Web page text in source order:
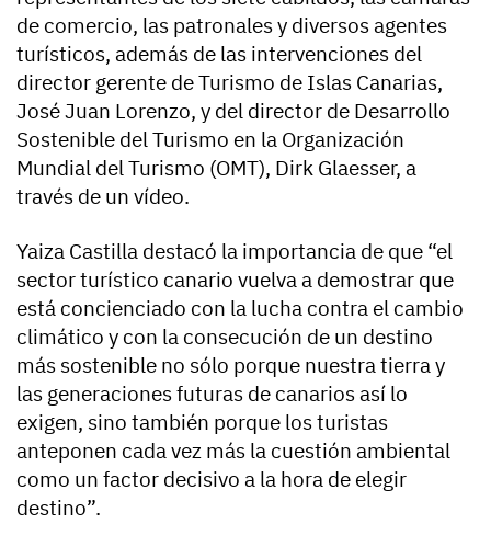
de comercio, las patronales y diversos agentes
turísticos, además de las intervenciones del
director gerente de Turismo de Islas Canarias,
José Juan Lorenzo, y del director de Desarrollo
Sostenible del Turismo en la Organización
Mundial del Turismo (OMT), Dirk Glaesser, a
través de un vídeo.
Yaiza Castilla destacó la importancia de que “el
sector turístico canario vuelva a demostrar que
está concienciado con la lucha contra el cambio
climático y con la consecución de un destino
más sostenible no sólo porque nuestra tierra y
las generaciones futuras de canarios así lo
exigen, sino también porque los turistas
anteponen cada vez más la cuestión ambiental
como un factor decisivo a la hora de elegir
destino”.